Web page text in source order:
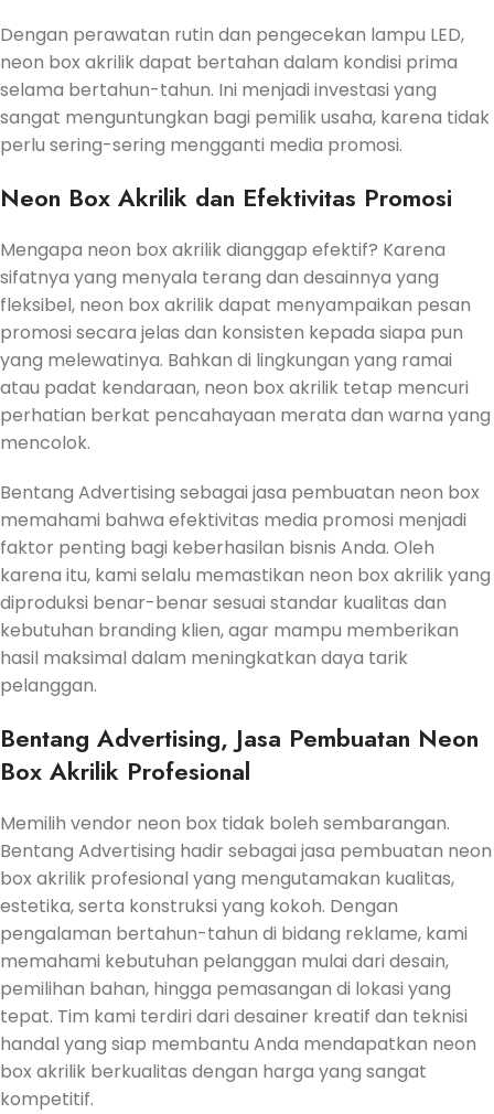
Dengan perawatan rutin dan pengecekan lampu LED,
neon box akrilik dapat bertahan dalam kondisi prima
selama bertahun-tahun. Ini menjadi investasi yang
sangat menguntungkan bagi pemilik usaha, karena tidak
perlu sering-sering mengganti media promosi.
Neon Box Akrilik dan Efektivitas Promosi
Mengapa neon box akrilik dianggap efektif? Karena
sifatnya yang menyala terang dan desainnya yang
fleksibel, neon box akrilik dapat menyampaikan pesan
promosi secara jelas dan konsisten kepada siapa pun
yang melewatinya. Bahkan di lingkungan yang ramai
atau padat kendaraan, neon box akrilik tetap mencuri
perhatian berkat pencahayaan merata dan warna yang
mencolok.
Bentang Advertising sebagai jasa pembuatan neon box
memahami bahwa efektivitas media promosi menjadi
faktor penting bagi keberhasilan bisnis Anda. Oleh
karena itu, kami selalu memastikan neon box akrilik yang
diproduksi benar-benar sesuai standar kualitas dan
kebutuhan branding klien, agar mampu memberikan
hasil maksimal dalam meningkatkan daya tarik
pelanggan.
Bentang Advertising, Jasa Pembuatan Neon
Box Akrilik Profesional
Memilih vendor neon box tidak boleh sembarangan.
Bentang Advertising hadir sebagai jasa pembuatan neon
box akrilik profesional yang mengutamakan kualitas,
estetika, serta konstruksi yang kokoh. Dengan
pengalaman bertahun-tahun di bidang reklame, kami
memahami kebutuhan pelanggan mulai dari desain,
pemilihan bahan, hingga pemasangan di lokasi yang
tepat. Tim kami terdiri dari desainer kreatif dan teknisi
handal yang siap membantu Anda mendapatkan neon
box akrilik berkualitas dengan harga yang sangat
kompetitif.